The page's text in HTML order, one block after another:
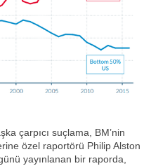
çarpıcı suçlama, BM’nin
özel raportörü Philip Alston
yayınlanan bir raporda,